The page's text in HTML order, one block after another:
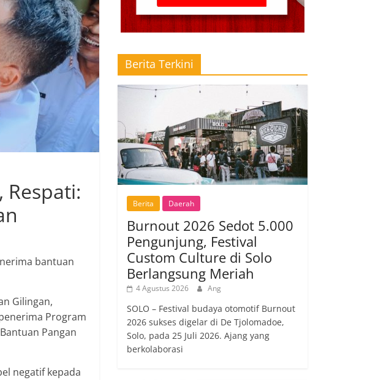
bantuan
Gilingan,
Program
Pangan
negatif kepada
Berita Terkini
Berita Daerah
Burnout 2026 Sedot 5.000
Pengunjung, Festival
Custom Culture di Solo
Berlangsung Meriah
4 Agustus 2026 Ang
SOLO – Festival budaya otomotif Burnout
2026 sukses digelar di De Tjolomadoe,
Solo, pada 25 Juli 2026. Ajang yang
berkolaborasi